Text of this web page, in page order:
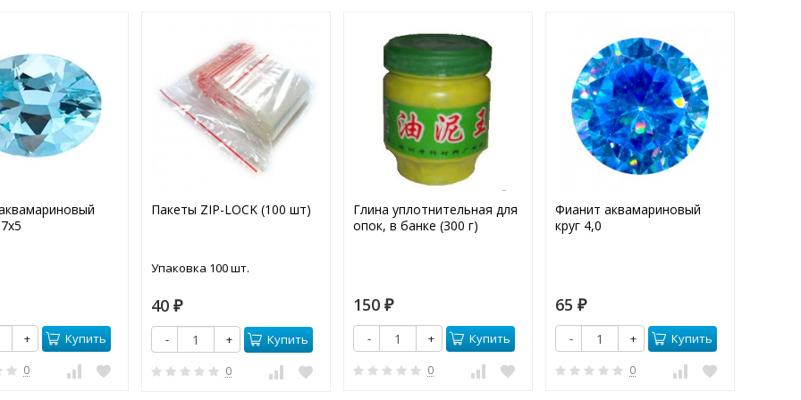
+ Купить
0
Пакеты ZIP-LOCK (100 шт)
Упаковка 100 шт.
40 ₽
- + Купить
0
Глина уплотнительная для
опок, в банке (300 г)
150 ₽
- + Купить
0
Фианит аквамариновый
круг 4,0
65 ₽
- + Купить
0